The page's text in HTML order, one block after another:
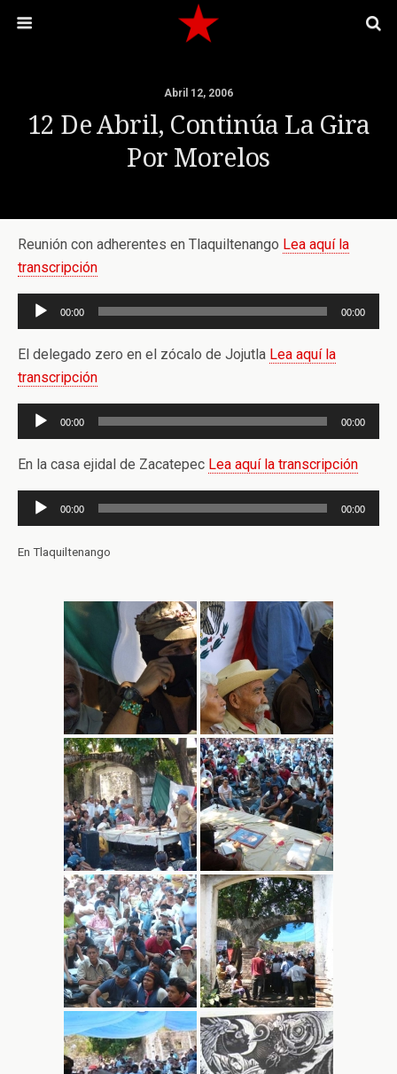
Abril 12, 2006
12 De Abril, Continúa La Gira
Por Morelos
Reunión con adherentes en Tlaquiltenango Lea aquí la
transcripción
Reproductor
de
audio
00:00 00:00
El delegado zero en el zócalo de Jojutla Lea aquí la
transcripción
Reproductor
de
audio
00:00 00:00
En la casa ejidal de Zacatepec Lea aquí la transcripción
Reproductor
de
audio
00:00 00:00
En Tlaquiltenango